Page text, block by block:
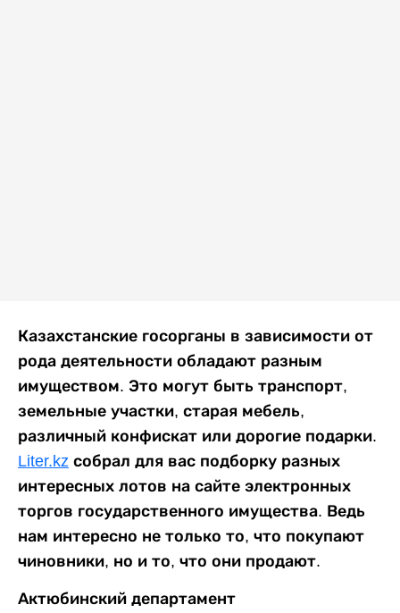
Казахстанские госорганы в зависимости от
рода деятельности обладают разным
имуществом. Это могут быть транспорт,
земельные участки, старая мебель,
различный конфискат или дорогие подарки.
Liter.kz собрал для вас подборку разных
интересных лотов на сайте электронных
торгов государственного имущества. Ведь
нам интересно не только то, что покупают
чиновники, но и то, что они продают.
Актюбинский департамент